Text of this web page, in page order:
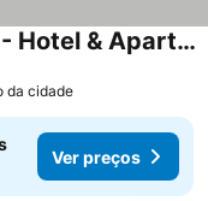
Hotel & Living Am Wartturm - Hotel & Apartments
da cidade
Ver preços